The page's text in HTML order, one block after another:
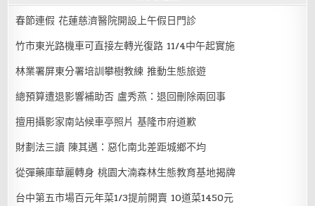
春節連假 花蓮慈濟醫院開設上午假日門診
竹市東光路機車可直接左轉光復路 11/4中午起實施
林業署屏東分署培訓攀樹教練 推動生態旅遊
總預算遭退影響補助否 盧秀燕：退回刪除兩回事
擅用攝影家南站候車亭照片 基隆市府道歉
財劃法三讀 陳其邁：惡化南北差距城鄉不均
從彈藥庫華麗轉身 桃園大湳森林生態教育基地揭牌
台中第五市場百元年菜1/3提前開賣 10道菜1450元